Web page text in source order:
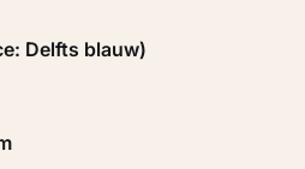
Delfts blauw)